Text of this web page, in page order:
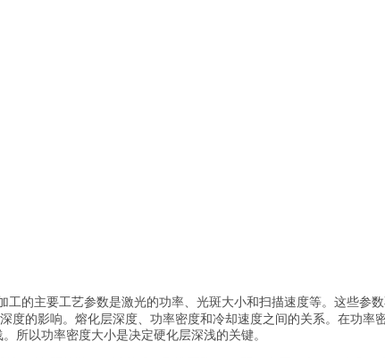
工的主要工艺参数是激光的功率、光斑大小和扫描速度等。这些参
度的影响。熔化层深度、功率密度和冷却速度之间的关系。在功率
所以功率密度大小是决定硬化层深浅的关键。